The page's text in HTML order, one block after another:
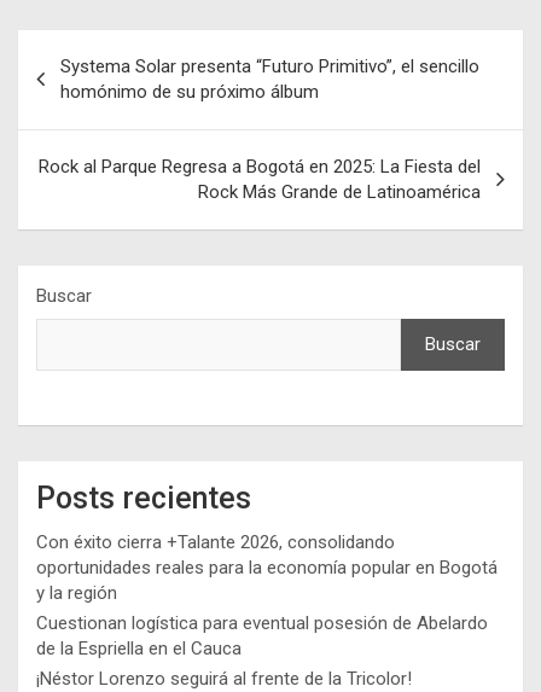
de
entradas
Systema Solar presenta “Futuro Primitivo”, el sencillo
homónimo de su próximo álbum
Rock al Parque Regresa a Bogotá en 2025: La Fiesta del
Rock Más Grande de Latinoamérica
Buscar
Buscar
Posts recientes
Con éxito cierra +Talante 2026, consolidando
oportunidades reales para la economía popular en Bogotá
y la región
Cuestionan logística para eventual posesión de Abelardo
de la Espriella en el Cauca
¡Néstor Lorenzo seguirá al frente de la Tricolor!